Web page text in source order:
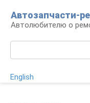
контенту
Автозапчасти-
Автолюбителю о
English